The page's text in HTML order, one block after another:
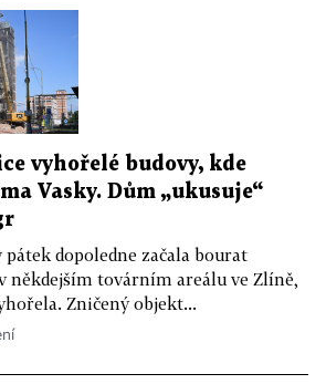
vyhořelé budovy, kde
Vasky. Dům „ukusuje“
dopoledne začala bourat
někdejším továrním areálu ve Zlíně,
Zničený objekt...